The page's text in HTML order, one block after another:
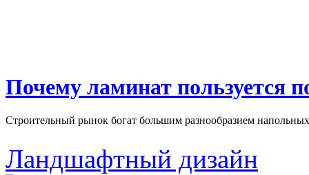
Почему ламинат пользуется
Строительный рынок богат большим разнообразием
Ландшафтный дизайн